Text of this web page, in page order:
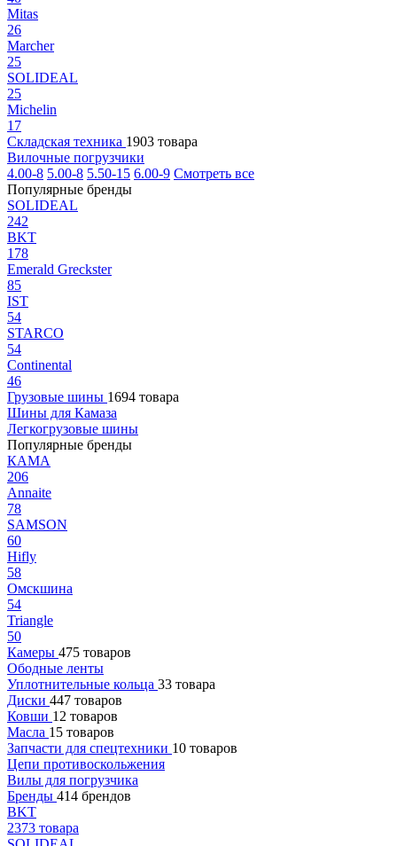
Mitas
26
Marcher
25
SOLIDEAL
25
Michelin
17
Складская техника 1903 товара
Вилочные погрузчики
4.00-8 5.00-8 5.50-15 6.00-9 Смотреть все
Популярные бренды
SOLIDEAL
242
BKT
178
Emerald Greckster
85
IST
54
STARCO
54
Continental
46
Грузовые шины 1694 товара
Шины для Камаза
Легкогрузовые шины
Популярные бренды
КАМА
206
Annaite
78
SAMSON
60
Hifly
58
Омскшина
54
Triangle
50
Камеры 475 товаров
Ободные ленты
Уплотнительные кольца 33 товара
Диски 447 товаров
Ковши 12 товаров
Масла 15 товаров
Запчасти для спецтехники 10 товаров
Цепи противоскольжения
Вилы для погрузчика
Бренды 414 брендов
BKT
2373 товара